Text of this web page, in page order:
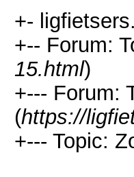
+-
+-- Forum:
15.html)
+--- Forum:
(https://
+--- Topic: